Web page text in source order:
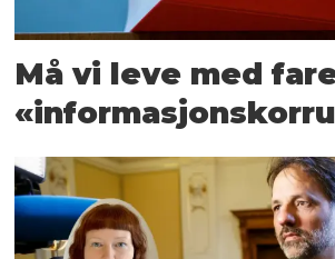
Må vi leve med